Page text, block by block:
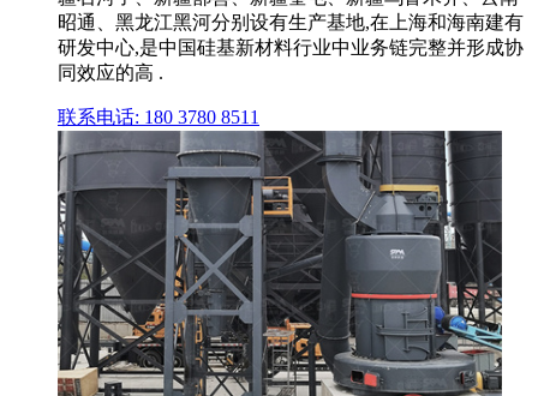
昭通、黑龙江黑河分别设有生产基地,在上海和海南建有
研发中心,是中国硅基新材料行业中业务链完整并形成协
同效应的高 .
联系电话: 180 3780 8511